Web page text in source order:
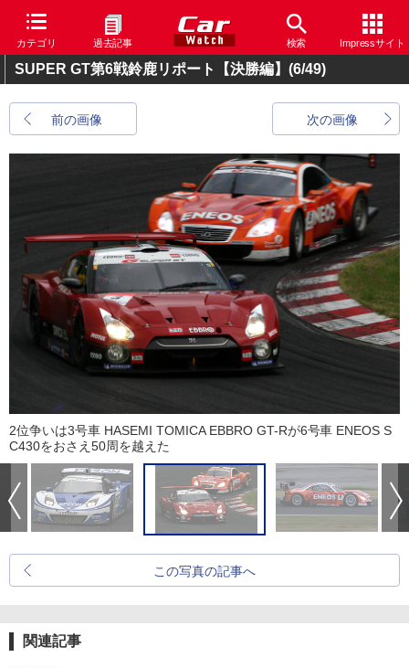
カテゴリ 過去記事 検索 Impressサイト
SUPER GT第6戦鈴鹿リポート【決勝編】 (6/49)
前の画像 次の画像
2位争いは3号車 HASEMI TOMICA EBBRO GT-Rが6号車 ENEOS S
C430をおさえ50周を越えた
この写真の記事へ
関連記事